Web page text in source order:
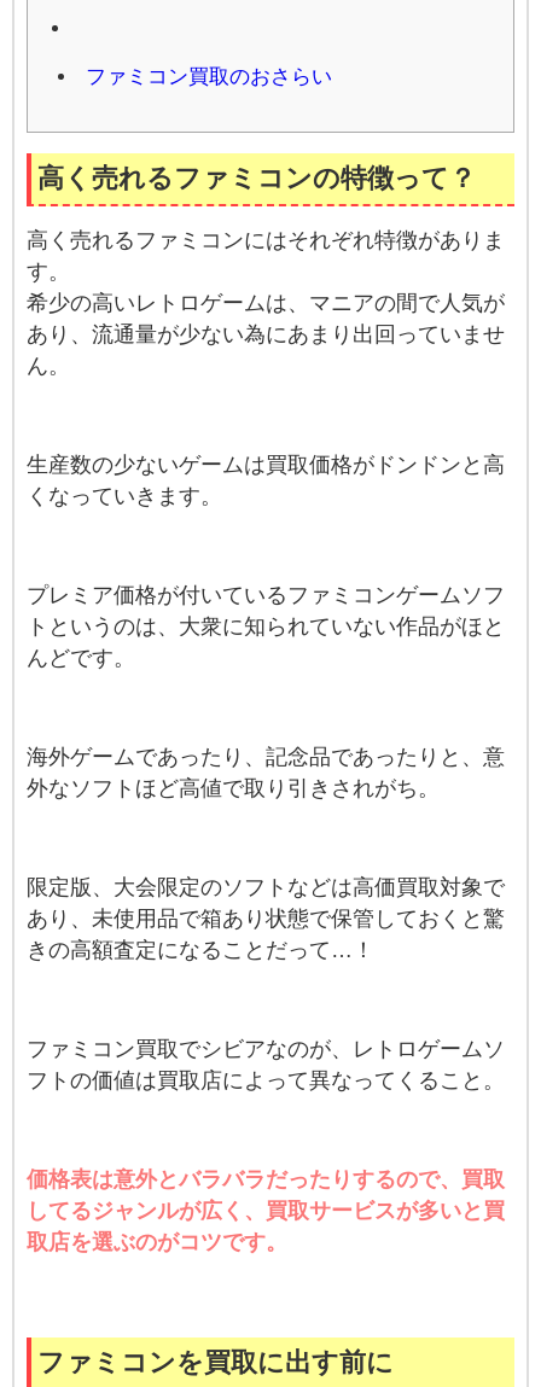
ファミコン買取のおさらい
高く売れるファミコンの特徴って？
高く売れるファミコンにはそれぞれ特徴がありま
す。
希少の高いレトロゲームは、マニアの間で人気が
あり、流通量が少ない為にあまり出回っていませ
ん。
生産数の少ないゲームは買取価格がドンドンと高
くなっていきます。
プレミア価格が付いているファミコンゲームソフ
トというのは、大衆に知られていない作品がほと
んどです。
海外ゲームであったり、記念品であったりと、意
外なソフトほど高値で取り引きされがち。
限定版、大会限定のソフトなどは高価買取対象で
あり、未使用品で箱あり状態で保管しておくと驚
きの高額査定になることだって…！
ファミコン買取でシビアなのが、レトロゲームソ
フトの価値は買取店によって異なってくること。
価格表は意外とバラバラだったりするので、買取
してるジャンルが広く、買取サービスが多いと買
取店を選ぶのがコツです。
ファミコンを買取に出す前に